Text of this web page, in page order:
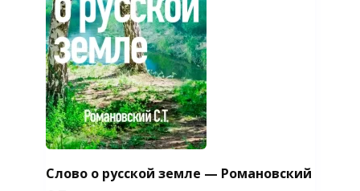
Слово о русской земле — Романовский